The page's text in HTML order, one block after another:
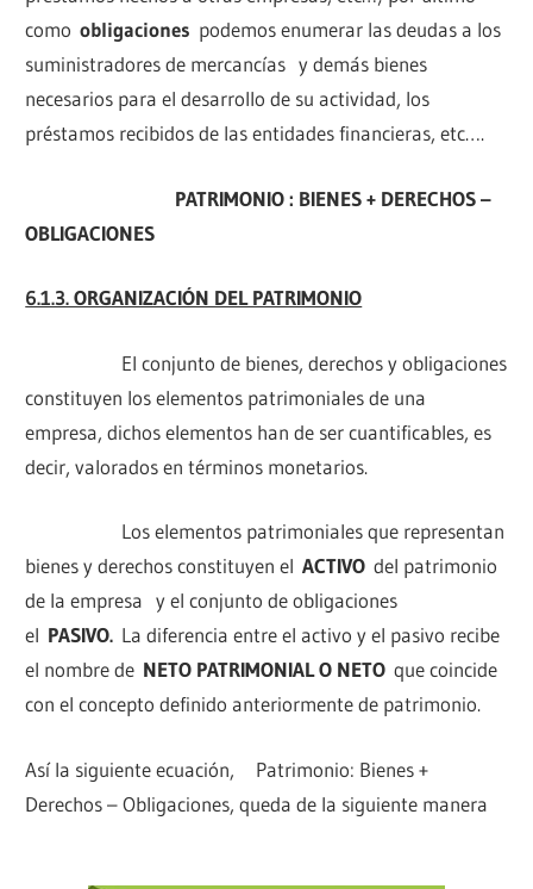
como obligaciones podemos enumerar las deudas a los
suministradores de mercancías y demás bienes
necesarios para el desarrollo de su actividad, los
préstamos recibidos de las entidades financieras, etc….
PATRIMONIO : BIENES + DERECHOS –
OBLIGACIONES
6.1.3. ORGANIZACIÓN DEL PATRIMONIO
El conjunto de bienes, derechos y obligaciones
constituyen los elementos patrimoniales de una
empresa, dichos elementos han de ser cuantificables, es
decir, valorados en términos monetarios.
Los elementos patrimoniales que representan
bienes y derechos constituyen elACTIVOdel patrimonio
de la empresa y el conjunto de obligaciones
el PASIVO. La diferencia entre el activo y el pasivo recibe
el nombre de NETO PATRIMONIAL O NETO que coincide
con el concepto definido anteriormente de patrimonio.
Así la siguiente ecuación, Patrimonio: Bienes +
Derechos – Obligaciones, queda de la siguiente manera